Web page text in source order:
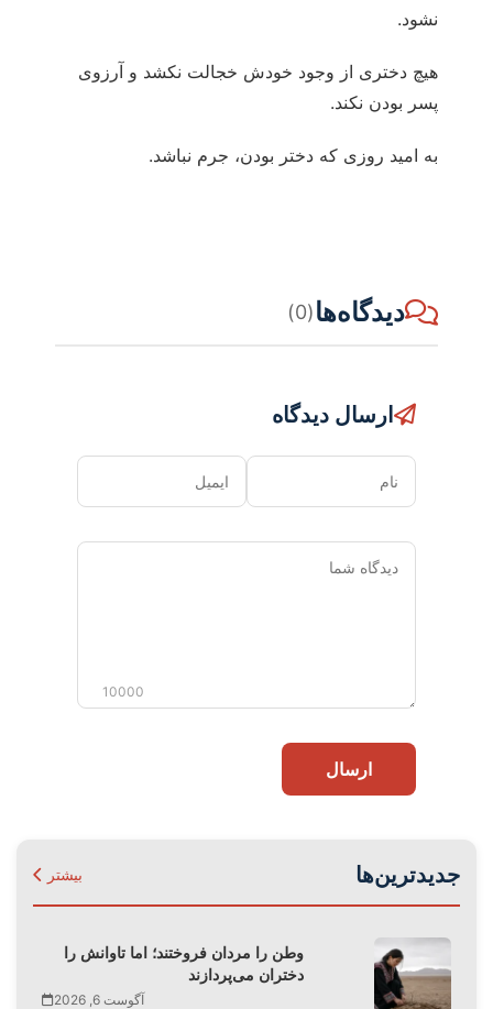
نشود.
هیچ دختری از وجود خودش خجالت نکشد و آرزوی
پسر بودن نکند.
به امید روزی که دختر بودن، جرم نباشد.
دیدگاه‌ها(0)
ارسال دیدگاه
نام ایمیل
دیدگاه
10000
ارسال
جدیدترین‌ها بیشتر
وطن را مردان فروختند؛ اما تاوانش را
دختران می‌پردازند
آگوست 6, 2026